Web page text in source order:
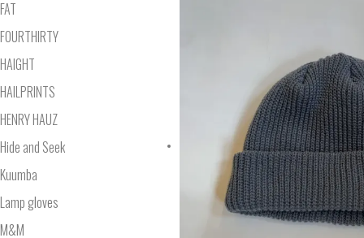
FAT
FOURTHIRTY
HAIGHT
HAILPRINTS
HENRY HAUZ
Hide and Seek
Kuumba
Lamp gloves
M&M